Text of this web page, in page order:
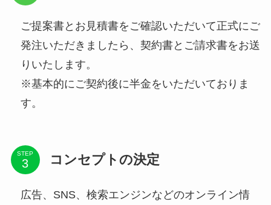
ご提案書とお見積書をご確認いただいて正式にご
発注いただきましたら、契約書とご請求書をお送
りいたします。
※基本的にご契約後に半金をいただいておりま
す。
STEP コンセプトの決定
広告、SNS、検索エンジンなどのオンライン情